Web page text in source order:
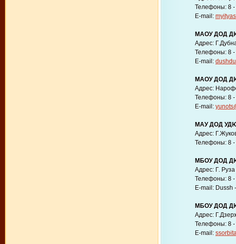
Телефоны: 8 -
E-mail:
МАОУ ДОД
Адрес:
Телефоны: 8 -
E-mail:
МАОУ ДОД
Адрес:
Телефоны: 8 -
E-mail:
МАУ ДОД
Адрес:
Телефоны: 8 -
МБОУ ДОД
Адрес: Г.
Телефоны: 8 -
E-mail: Dussh -
МБОУ ДОД
Адрес:
Телефоны: 8 -
E-mail: